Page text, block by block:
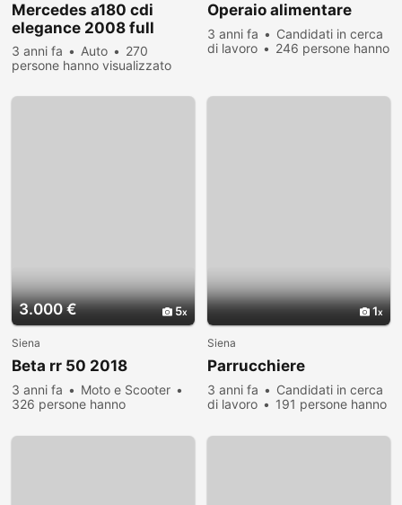
Mercedes a180 cdi
elegance 2008 full
3 anni fa Auto
270
persone hanno visualizzato
Operaio alimentare
3 anni fa
Candidati in cerca
di lavoro
246 persone hanno
3.000 € 5
Siena
Beta rr 50 2018
3 anni fa
Moto e Scooter
326 persone hanno
1
Siena
Parrucchiere
3 anni fa
Candidati in cerca
di lavoro
191 persone hanno